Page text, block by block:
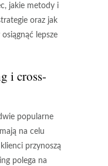
jakie metody i
oraz jak
lepsze
i cross-
popularne
na celu
przynoszą
polega na